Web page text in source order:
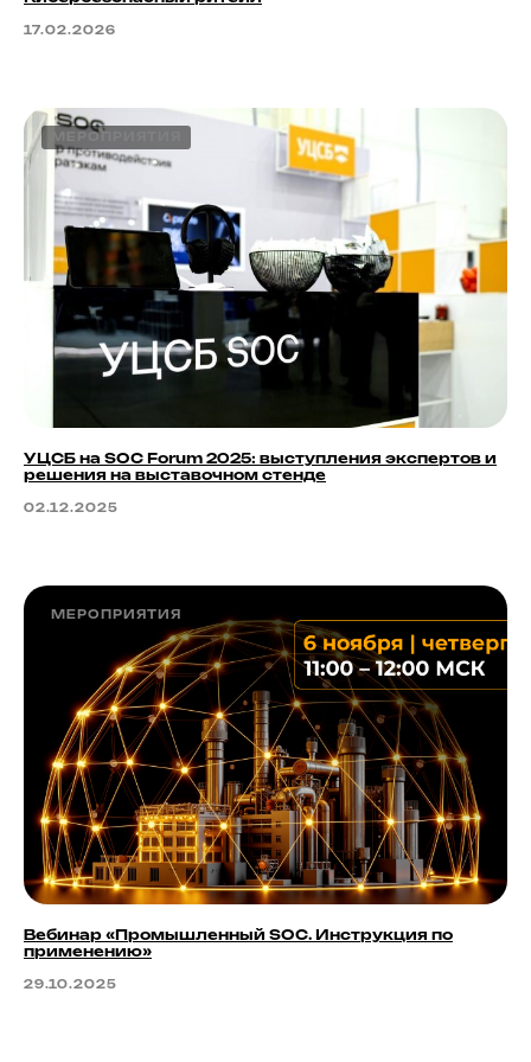
17.02.2026
УЦСБ на SOC Forum 2025: выступления экспертов и
решения на выставочном стенде
02.12.2025
МЕРОПРИЯТИЯ
Вебинар «Промышленный SOC. Инструкция по
применению»
29.10.2025